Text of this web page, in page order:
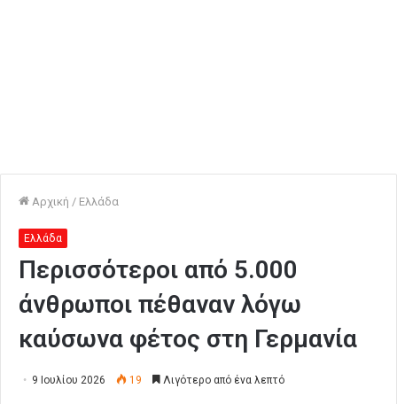
Αρχική / Ελλάδα
Ελλάδα
Περισσότεροι από 5.000
άνθρωποι πέθαναν λόγω
καύσωνα φέτος στη Γερμανία
9 Ιουλίου 2026 19 Λιγότερο από ένα λεπτό